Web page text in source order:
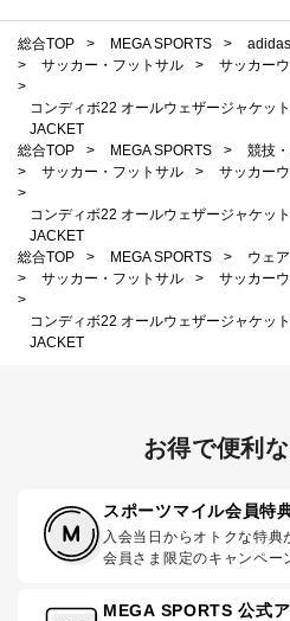
総合TOP > MEGA SPORTS >
>
サッカー・フットサル > サッカー
>
コンディボ22 オールウェザージャケッ
JACKET
総合TOP
> MEGA SPORTS >
競技
>
サッカー・フットサル > サッカー
>
コンディボ22 オールウェザージャケッ
JACKET
総合TOP
> MEGA SPORTS >
ウェ
>
サッカー・フットサル > サッカー
>
コンディボ22 オールウェザージャケッ
JACKET
お得で便利
スポーツマイル会員特
入会当日からオトクな特典
会員さま限定のキャンペー
MEGA SPORTS 公式ア